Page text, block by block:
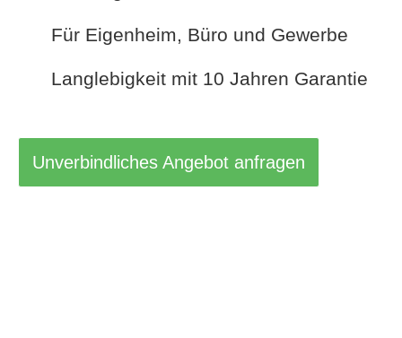
Für Eigenheim, Büro und Gewerbe
Langlebigkeit mit 10 Jahren Garantie
Unverbindliches Angebot anfragen